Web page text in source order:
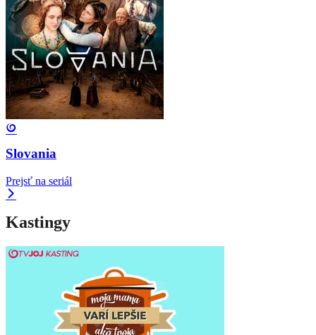
Slovania
Prejsť na seriál
Kastingy